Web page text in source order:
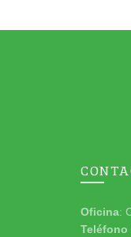
Oficina:
Teléfono